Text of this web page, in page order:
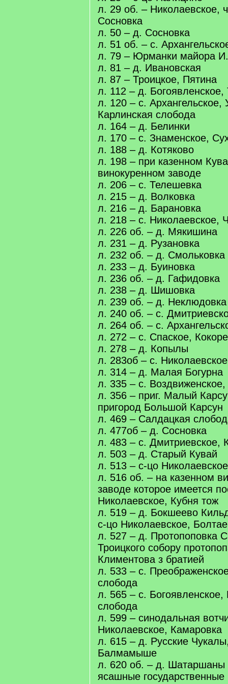
л. 29 об. – Николаевское,
Сосновка
л. 50 – д. Сосновка
л. 51 об. – с.
л. 79 – Юрманки майора
л. 81 – д. Ивановская
л. 87 – Троицкое, Пятина
л. 112 – д. Богоявленское,
л. 120 – с. Архангельское,
Карлинская слобода
л. 164 – д. Белинки
л. 170 – с. Знаменское,
л. 188 – д. Котяково
л. 198 – при казенном
винокуренном заводе
л. 206 – с. Телешевка
л. 215 – д. Волковка
л. 216 – д. Барановка
л. 218 – с. Николаевское,
л. 226 об. – д. Мякишина
л. 231 – д. Рузановка
л. 232 об. – д. Смольковка
л. 233 – д. Буиновка
л. 236 об. – д. Гафидовка
л. 238 – д. Шишовка
л. 239 об. – д. Неклюдовка
л. 240 об. – с.
л. 264 об. – с.
л. 272 – с. Спаское,
л. 278 – д. Копылы
л. 283об – с.
л. 314 – д. Малая Богурна
л. 335 – с. Воздвиженское,
л. 356 – приг. Малый
пригород Большой Карсун
л. 469 – Салдацкая
л. 477об – д. Сосновка
л. 483 – с. Дмитриевское,
л. 503 – д. Старый Кувай
л. 513 – с-цо
л. 516 об. – на казенном
заводе которое имеется
Николаевское, Кубня тож
л. 519 – д. Бокшеево
с-цо Николаевское,
л. 527 – д. Протопоповка
Троицкого собору
Климентова з братией
л. 533 – с.
слобода
л. 565 – с. Богоявленское,
слобода
л. 599 – синодальная
Николаевское, Камаровка
л. 615 – д. Русские
Балмамыше
л. 620 об. – д. Шатаршаны
ясашные государственные